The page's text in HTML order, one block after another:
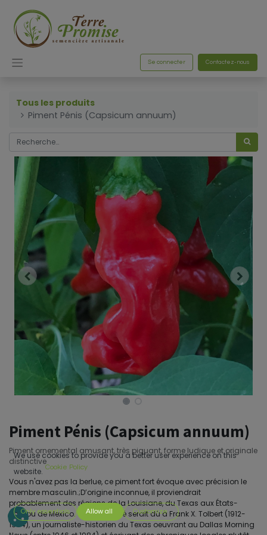
Se connecter Contactez-nous
Tous les produits
Piment Pénis (Capsicum annuum)
Piment Pénis (Capsicum annuum)
Piment ornemental amusant, très piquant, forme ludique et originale
distinctive
Vous n'avez pas la berlue, ce piment fort évoque avec précision le
membre masculin.;D’origine inconnue, il proviendrait
probablement des régions de la Louisiane, du Texas aux États-
Unis ou de Mexico. Sa popularité serait dû à Frank X. Tolbert (1912-
1984), un journaliste-historien du Texas oeuvrant au Dallas Morning
We use cookies to provide you a better user experience on this
website. Cookie Policy
Only essentials Allow all Customize